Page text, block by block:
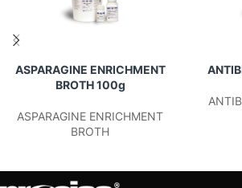
ASPARAGINE ENRICHMENT
BROTH 100g
ASPARAGINE ENRICHMENT
BROTH